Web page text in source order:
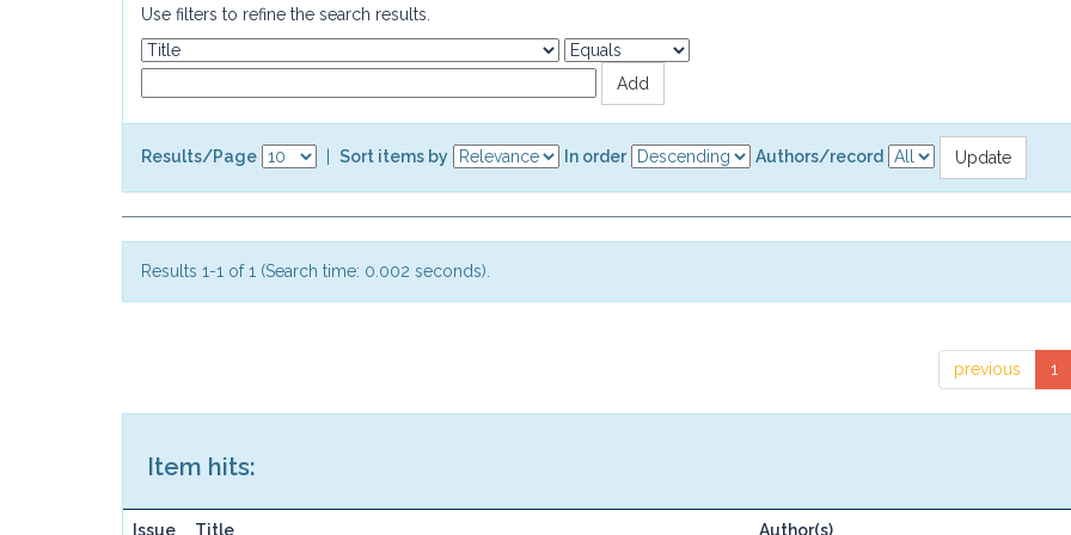
Use filters to refine the search results.
Results/Page Sort items by In order Authors/record
Results 1-1 of 1 (Search time: 0.002 seconds).
previous 1
Item hits:
Issue Title Author(s)